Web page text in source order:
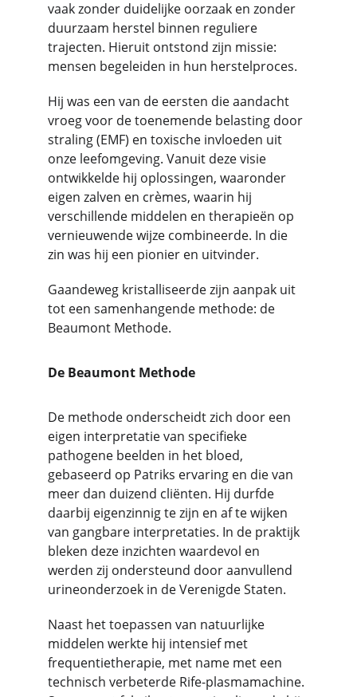
vaak zonder duidelijke oorzaak en zonder
duurzaam herstel binnen reguliere
trajecten. Hieruit ontstond zijn missie:
mensen begeleiden in hun herstelproces.
Hij was een van de eersten die aandacht
vroeg voor de toenemende belasting door
straling (EMF) en toxische invloeden uit
onze leefomgeving. Vanuit deze visie
ontwikkelde hij oplossingen, waaronder
eigen zalven en crèmes, waarin hij
verschillende middelen en therapieën op
vernieuwende wijze combineerde. In die
zin was hij een pionier en uitvinder.
Gaandeweg kristalliseerde zijn aanpak uit
tot een samenhangende methode: de
Beaumont Methode.
De Beaumont Methode
De methode onderscheidt zich door een
eigen interpretatie van specifieke
pathogene beelden in het bloed,
gebaseerd op Patriks ervaring en die van
meer dan duizend cliënten. Hij durfde
daarbij eigenzinnig te zijn en af te wijken
van gangbare interpretaties. In de praktijk
bleken deze inzichten waardevol en
werden zij ondersteund door aanvullend
urineonderzoek in de Verenigde Staten.
Naast het toepassen van natuurlijke
middelen werkte hij intensief met
frequentietherapie, met name met een
technisch verbeterde Rife-plasmamachine.